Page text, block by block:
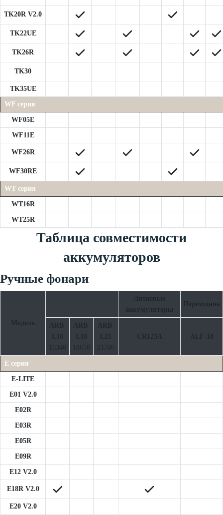
TK20R V2.0
TK22UE
TK26R
TK30
TK35UE
WF серия
WF05E
WF11E
WF26R
WF30RE
WT серия
WT16R
WT25R
Таблица совместимости
аккумуляторов
Ручные фонари
Модель
Литиевые
аккумуляторы
Переходник
ARB-
ARB-
ARB-
L21
21700
CR123A ALF-18
E серия
E-LITE
E01 V2.0
E02R
E03R
E05R
E09R
E12 V2.0
E18R V2.0
E20 V2.0